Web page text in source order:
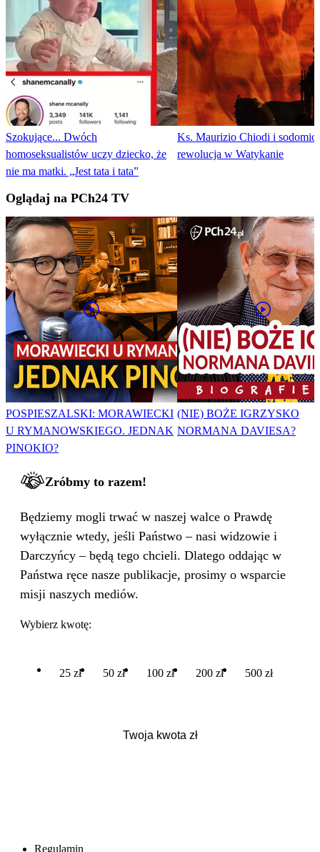
Szokujące... Dwóch
homoseksualistów uczy dziecko, że
nie ma matki. „Jest tata i tata”
Ks. Maurizio Chiodi i
rewolucja w Watykanie
Oglądaj na PCh24 TV
POSPIESZALSKI: MORAWIECKI
U RYMANOWSKIEGO. JEDNAK
PINOKIO?
(NIE) BOŻE IGRZYSKO
NORMANA DAVIESA?
Zróbmy to razem!
Będziemy mogli trwać w naszej walce o Prawdę
wyłącznie wtedy, jeśli Państwo – nasi widzowie i
Darczyńcy – będą tego chcieli. Dlatego oddając w
Państwa ręce nasze publikacje, prosimy o wsparcie
misji naszych mediów.
Wybierz kwotę:
25 zł 50 zł 100 zł 200 zł 500 zł
Regulamin